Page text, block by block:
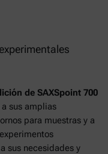
de SAXSpoint 700
sus amplias
para muestras y a
a sus necesidades y